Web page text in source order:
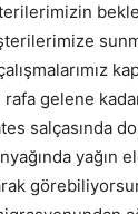
gelene
salçasında